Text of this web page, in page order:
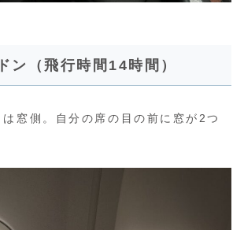
ン（飛行時間14時間）
窓側。自分の席の目の前に窓が2つ